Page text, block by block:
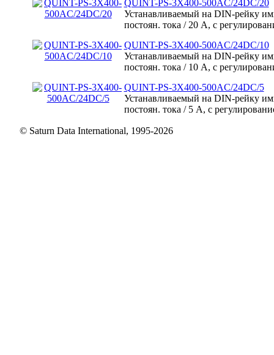
QUINT-PS-3X400-500AC/24DC/20
Устанавливаемый на DIN-рейку
постоян. тока / 20 А, с
QUINT-PS-3X400-500AC/24DC/10
Устанавливаемый на DIN-рейку
постоян. тока / 10 А, с
QUINT-PS-3X400-500AC/24DC/5
Устанавливаемый на DIN-рейку
постоян. тока / 5 А, с
© Saturn Data International, 1995-2026